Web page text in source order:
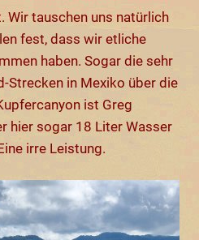
Wir tauschen uns natürlich
fest, dass wir etliche
haben. Sogar die sehr
Strecken in Mexiko über die
ist Greg
hier sogar 18 Liter Wasser
irre Leistung.